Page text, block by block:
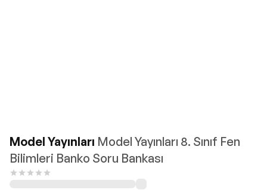
Model Yayınları Model Yayınları 8. Sınıf Fen
Bilimleri Banko Soru Bankası